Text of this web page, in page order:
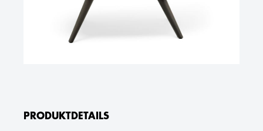
PRODUKTDETAILS